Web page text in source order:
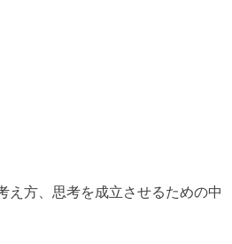
え方、思考を成立させるための中